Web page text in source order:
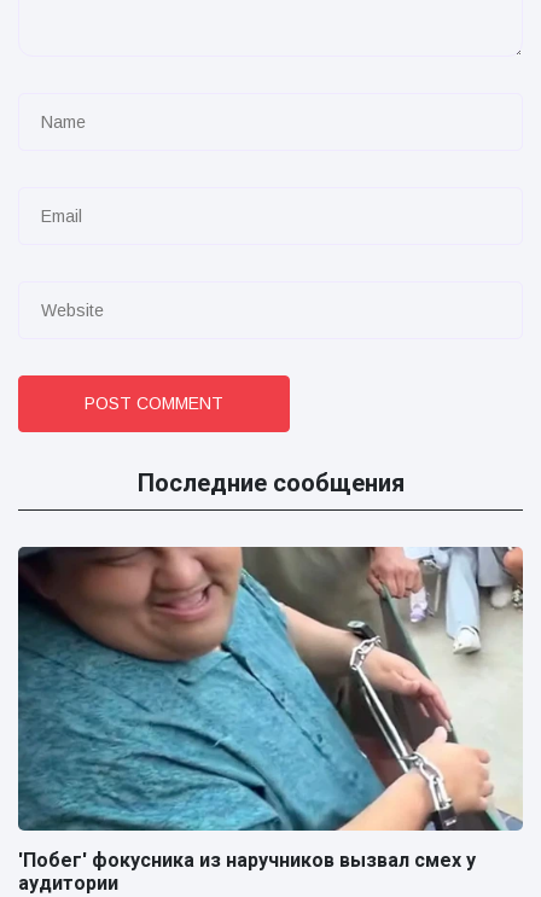
POST COMMENT
Последние сообщения
'Побег' фокусника из наручников вызвал смех у
аудитории